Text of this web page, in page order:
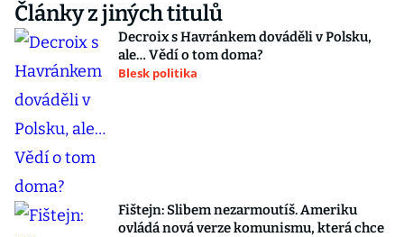
Články z jiných titulů
Decroix s Havránkem dováděli v Polsku,
ale… Vědí o tom doma?
Blesk politika
Fištejn: Slibem nezarmoutíš. Ameriku
ovládá nová verze komunismu, která chce